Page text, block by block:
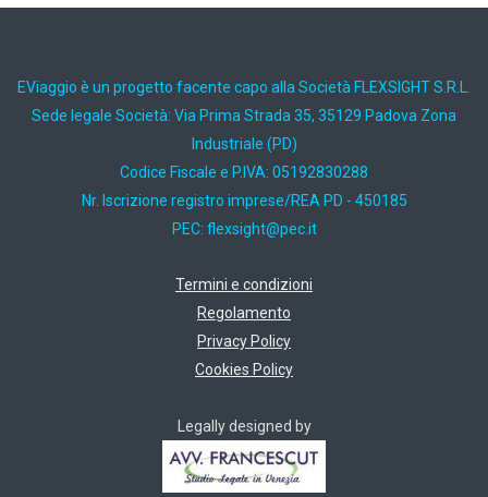
EViaggio è un progetto facente capo alla Società FLEXSIGHT S.R.L.
Sede legale Società: Via Prima Strada 35, 35129 Padova Zona
Industriale (PD)
Codice Fiscale e P.IVA: 05192830288
Nr. Iscrizione registro imprese/REA PD - 450185
PEC: ti.cep@thgisxelf
Termini e condizioni
Regolamento
Privacy Policy
Cookies Policy
Legally designed by